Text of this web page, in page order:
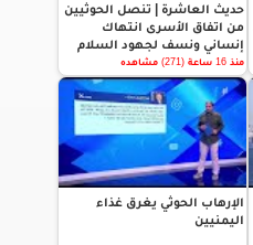
حديث العاشرة | تنصل الحوثيين
من اتفاق الأسرى انتهاك
إنساني ونسف لجهود السلام
منذ 16 ساعة (271) مشاهده
الإرهاب الحوثي يغرق غذاء
اليمنيين